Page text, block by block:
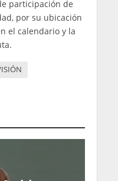
participación de
por su ubicación
el calendario y la